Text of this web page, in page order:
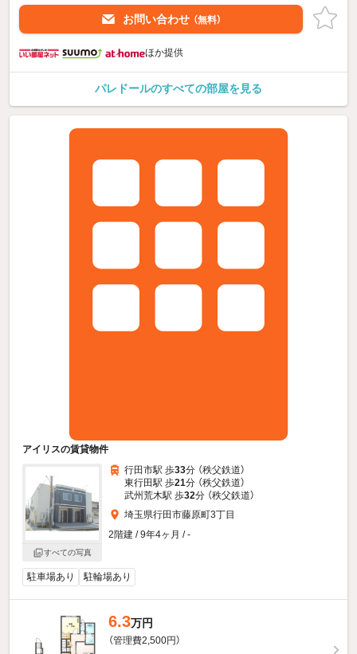
お問い合わせ （無料）
ほか提供
パレドールのすべての部屋を見る
アイリスの賃貸物件
すべての写真
行田市駅 歩33分 （秩父鉄道）
東行田駅 歩21分 （秩父鉄道）
武州荒木駅 歩32分 （秩父鉄道）
埼玉県行田市藤原町3丁目
2階建 / 9年4ヶ月 / -
駐車場あり 駐輪場あり
6.3万円
（管理費2,500円）